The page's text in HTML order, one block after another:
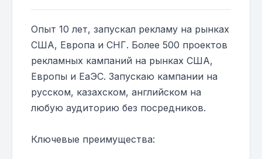
Опыт 10 лет, запускал рекламу на рынках
США, Европа и СНГ. Более 500 проектов
рекламных кампаний на рынках США,
Европы и ЕаЭС. Запускаю кампании на
русском, казахском, английском на
любую аудиторию без посредников.
Ключевые преимущества: